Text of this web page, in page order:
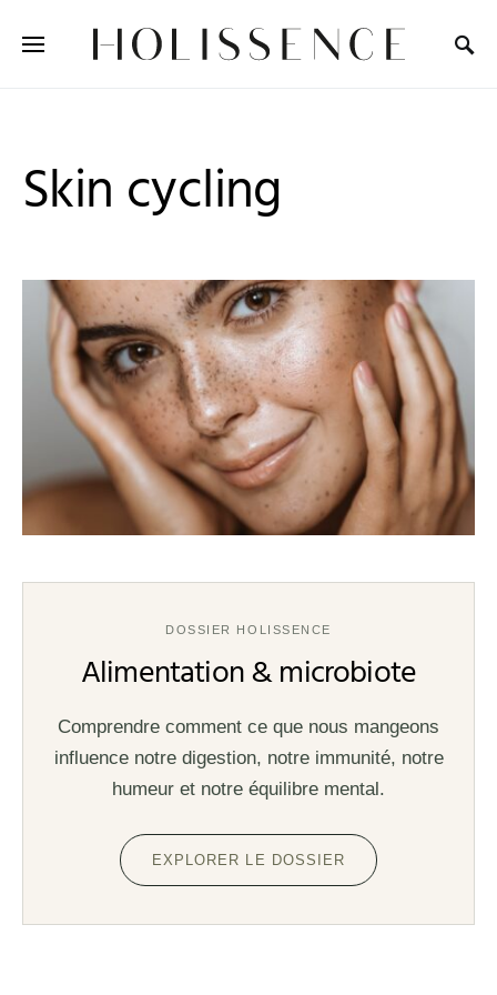
Skin cycling
DOSSIER HOLISSENCE
Alimentation & microbiote
Comprendre comment ce que nous mangeons
influence notre digestion, notre immunité, notre
humeur et notre équilibre mental.
EXPLORER LE DOSSIER